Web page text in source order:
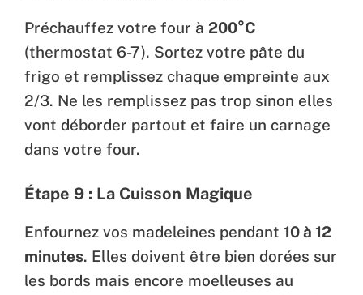
Préchauffez votre four à 200°C
(thermostat 6-7). Sortez votre pâte du
frigo et remplissez chaque empreinte aux
2/3. Ne les remplissez pas trop sinon elles
vont déborder partout et faire un carnage
dans votre four.
Étape 9 : La Cuisson Magique
Enfournez vos madeleines pendant 10 à 12
minutes. Elles doivent être bien dorées sur
les bords mais encore moelleuses au